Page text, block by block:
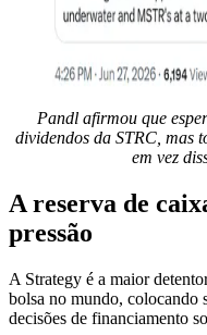
Pandl afirmou que
dividendos da STRC, mas
em vez
A reserva de
pressão
A Strategy é a maior
bolsa no mundo, colocando
decisões de financiamento